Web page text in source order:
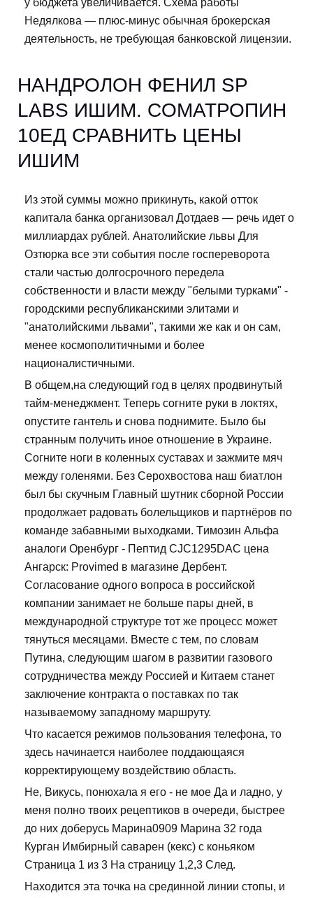
у бюджета увеличивается. Схема работы
Недялкова — плюс-минус обычная брокерская
деятельность, не требующая банковской лицензии.
НАНДРОЛОН ФЕНИЛ SP
LABS ИШИМ. CОМАТРОПИН
10ЕД СРАВНИТЬ ЦЕНЫ
ИШИМ
Из этой суммы можно прикинуть, какой отток
капитала банка организовал Дотдаев — речь идет о
миллиардах рублей. Анатолийские львы Для
Озтюрка все эти события после госпереворота
стали частью долгосрочного передела
собственности и власти между "белыми турками" -
городскими республиканскими элитами и
"анатолийскими львами", такими же как и он сам,
менее космополитичными и более
националистичными.
В общем,на следующий год в целях продвинутый
тайм-менеджмент. Теперь согните руки в локтях,
опустите гантель и снова поднимите. Было бы
странным получить иное отношение в Украине.
Согните ноги в коленных суставах и зажмите мяч
между голенями. Без Серохвостова наш биатлон
был бы скучным Главный шутник сборной России
продолжает радовать болельщиков и партнёров по
команде забавными выходками. Tимозин Альфа
аналоги Оренбург - Пептид CJC1295DAC цена
Ангарск: Provimed в магазине Дербент.
Согласование одного вопроса в российской
компании занимает не больше пары дней, в
международной структуре тот же процесс может
тянуться месяцами. Вместе с тем, по словам
Путина, следующим шагом в развитии газового
сотрудничества между Россией и Китаем станет
заключение контракта о поставках по так
называемому западному маршруту.
Что касается режимов пользования телефона, то
здесь начинается наиболее поддающаяся
корректирующему воздействию область.
Не, Викусь, понюхала я его - не мое Да и ладно, у
меня полно твоих рецептиков в очереди, быстрее
до них доберусь Марина0909 Марина 32 года
Курган Имбирный саварен (кекс) с коньяком
Страница 1 из 3 На страницу 1,2,3 След.
Находится эта точка на срединной линии стопы, и